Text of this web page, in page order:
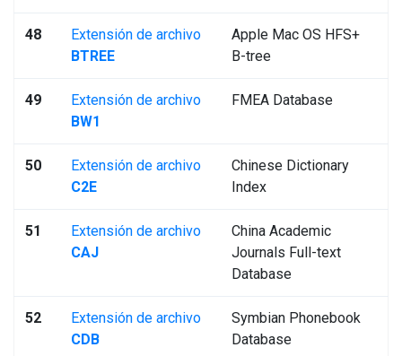
48
Extensión de archivo
BTREE
Apple Mac OS HFS+
B-tree
49
Extensión de archivo
BW1
FMEA Database
50
Extensión de archivo
C2E
Chinese Dictionary
Index
51
Extensión de archivo
CAJ
China Academic
Journals Full-text
Database
52
Extensión de archivo
CDB
Symbian Phonebook
Database